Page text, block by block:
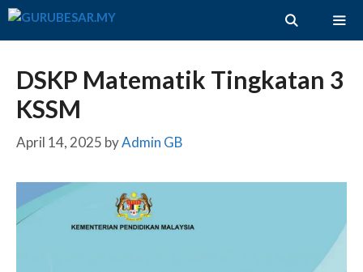
Skip
DSKP Matematik Tingkatan 3
KSSM
April 14, 2025 byAdmin GB